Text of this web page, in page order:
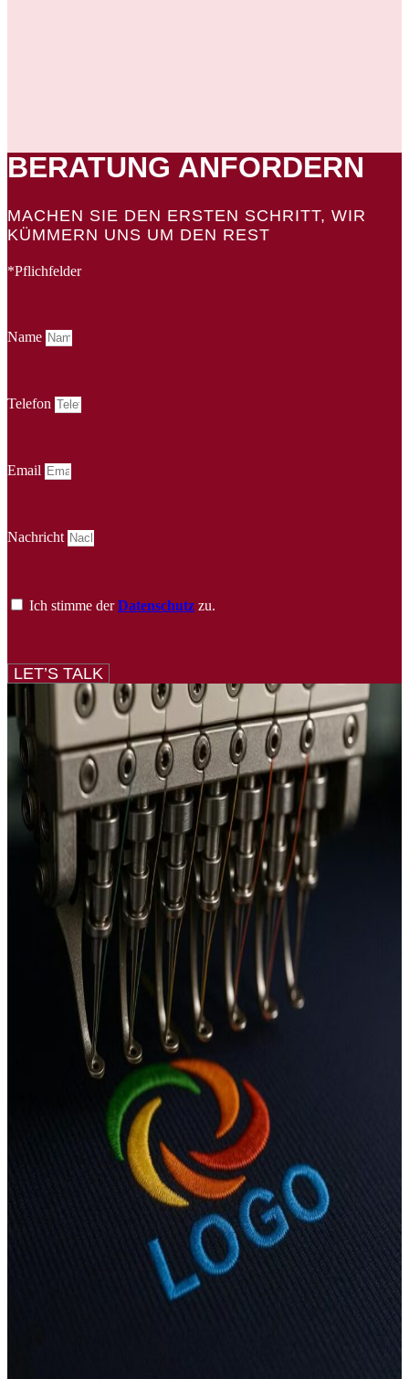
BERATUNG ANFORDERN
MACHEN SIE DEN ERSTEN SCHRITT, WIR
KÜMMERN UNS UM DEN REST
*Pflichfelder
Name
Telefon
Email
Nachricht
Ich stimme derDatenschutz zu.
LET’S TALK